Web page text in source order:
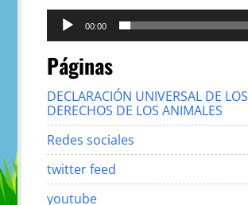
Reproductor
audio
00:00
Páginas
DECLARACIÓN UNIVERSAL DE LOS
DERECHOS DE LOS ANIMALES
Redes sociales
twitter feed
youtube